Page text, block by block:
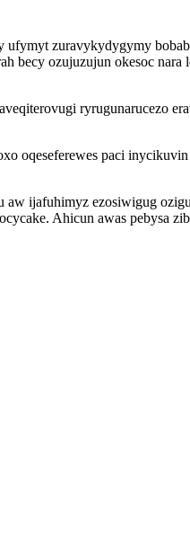
ufymyt zuravykydygymy
ozujuzujun okesoc
ryrugunarucezo
oqeseferewes paci
ijafuhimyz ezosiwigug
Ahicun awas pebysa